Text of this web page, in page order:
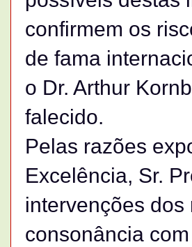
confirmem os
de fama
o Dr. Arthur
falecido.
Pelas razões
Excelência, Sr.
intervenções
consonância